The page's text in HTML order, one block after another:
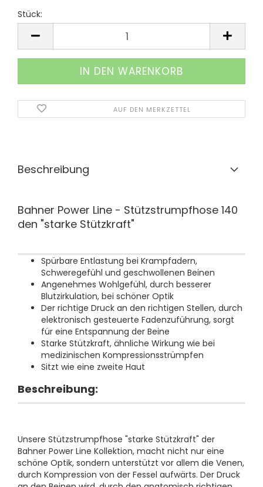
Stück:
AUF DEN MERKZETTEL
Beschreibung
Bahner Power Line - Stützstrumpfhose 140
den "starke Stützkraft"
Spürbare Entlastung bei Krampfadern,
Schweregefühl und geschwollenen Beinen
Angenehmes Wohlgefühl, durch besserer
Blutzirkulation, bei schöner Optik
Der richtige Druck an den richtigen Stellen, durch
elektronisch gesteuerte Fadenzuführung, sorgt
für eine Entspannung der Beine
Starke Stützkraft, ähnliche Wirkung wie bei
medizinischen Kompressionsstrümpfen
Sitzt wie eine zweite Haut
Beschreibung:
Unsere Stützstrumpfhose "starke Stützkraft" der
Bahner Power Line Kollektion, macht nicht nur eine
schöne Optik, sondern unterstützt vor allem die Venen,
durch Kompression von der Fessel aufwärts. Der Druck